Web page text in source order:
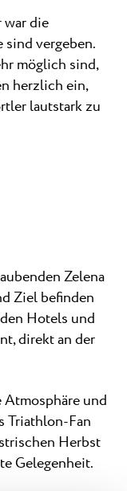
die
sind vergeben.
möglich sind,
herzlich ein,
lautstark zu
Zelena
Ziel befinden
Hotels und
direkt an der
und
Triathlon-Fan
Herbst
Gelegenheit.